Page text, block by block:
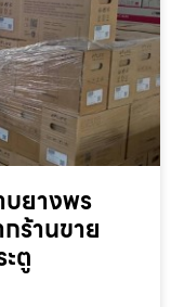
บยางพร
ร้านขาย
ตู